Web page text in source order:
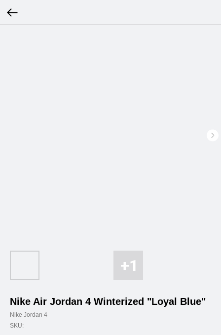
Nike Air Jordan 4 Winterized "Loyal Blue"
Nike Jordan 4
SKU: